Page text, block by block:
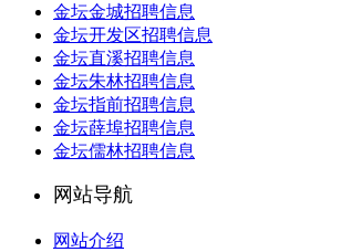
金坛金城招聘信息
金坛开发区招聘信息
金坛直溪招聘信息
金坛朱林招聘信息
金坛指前招聘信息
金坛薛埠招聘信息
金坛儒林招聘信息
网站导航
网站介绍